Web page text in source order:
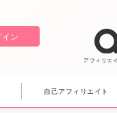
アフィリエ
イン
自己アフィリエイト